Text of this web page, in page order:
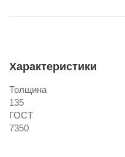
Характеристики
Толщина
135
ГОСТ
7350